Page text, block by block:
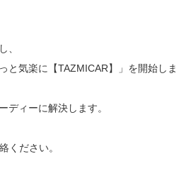
、
と気楽に【TAZMICAR】」を開始しま
ディーに解決します。
ください。